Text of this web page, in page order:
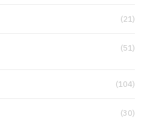
(21)
(51)
(104)
(30)